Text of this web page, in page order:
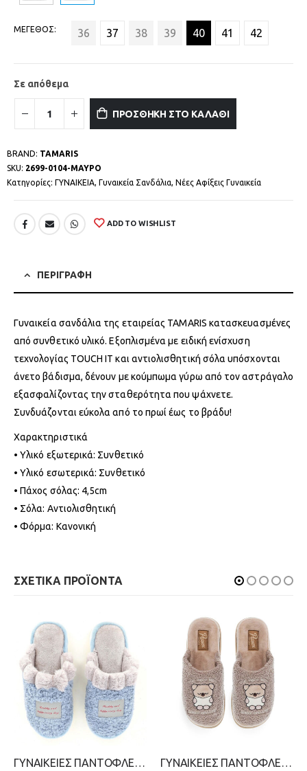
ΜΕΓΕΘΟΣ 36 37 38 39 40 41 42
Σε απόθεμα
ΠΡΟΣΘΗΚΗ ΣΤΟ ΚΑΛΑΘΙ
BRAND: TAMARIS
SKU: 2699-0104-ΜΑΥΡΟ
Κατηγορίες: ΓΥΝΑΙΚΕΙΑ, Γυναικεία Σανδάλια, Νέες Αφίξεις Γυναικεία
ADD TO WISHLIST
ΠΕΡΙΓΡΑΦΗ
Γυναικεία σανδάλια της εταιρείας TAMARIS κατασκευασμένες
από συνθετικό υλικό. Εξοπλισμένα με ειδική ενίσχυση
τεχνολογίας TOUCH IT και αντιολισθητική σόλα υπόσχονται
άνετο βάδισμα, δένουν με κούμπωμα γύρω από τον αστράγαλο
εξασφαλίζοντας την σταθερότητα που ψάχνετε.
Συνδυάζονται εύκολα από το πρωί έως το βράδυ!
Χαρακτηριστικά
• Υλικό εξωτερικά: Συνθετικό
• Υλικό εσωτερικά: Συνθετικό
• Πάχος σόλας: 4,5cm
• Σόλα: Αντιολισθητική
• Φόρμα: Κανονική
ΣΧΕΤΙΚΑ ΠΡΟΪΟΝΤΑ
ΓΥΝΑΙΚΕΙΕΣ ΠΑΝΤΟΦΛΕΣ-B-SOFT-2511-0343-ΜΠΛΕ ΓΥΝΑΙΚΕΙΕΣ ΠΑΝΤΟΦΛΕΣ-PAREX-2511-0363-ΜΠΕΖ